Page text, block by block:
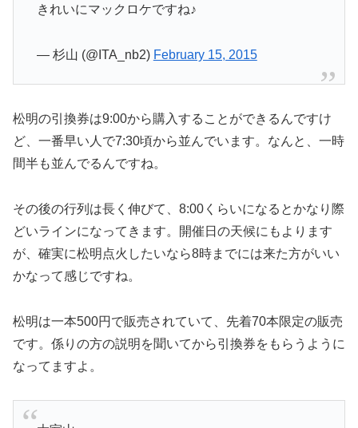
きれいにマックロケですね♪
— 杉山 (@ITA_nb2) February 15, 2015
松明の引換券は9:00から購入することができるんですけ
ど、一番早い人で7:30頃から並んでいます。なんと、一時
間半も並んでるんですね。
その後の行列は長く伸びて、8:00くらいになるとかなり際
どいラインになってきます。開催日の天候にもよります
が、確実に松明点火したいなら8時までには来た方がいい
かなって感じですね。
松明は一本500円で販売されていて、先着70本限定の販売
です。係りの方の説明を聞いてから引換券をもらうように
なってますよ。